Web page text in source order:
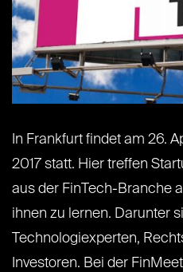
In Frankfurt findet am 26.
2017 statt. Hier treffen
aus der FinTech-Branche
ihnen zu lernen. Darunter
Technologiexperten,
Investoren. Bei der